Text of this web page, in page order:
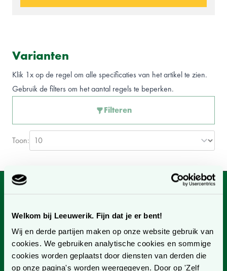
Welkom bij Leeuwerik. Fijn dat je er bent!
Wij en derde partijen maken op onze website gebruik van
cookies. We gebruiken analytische cookies en sommige
cookies worden geplaatst door diensten van derden die
op onze pagina's worden weergegeven. Door op 'Zelf
Varianten
Klik 1x op de regel om alle specificaties van het artikel te zien.
Gebruik de filters om het aantal regels te beperken.
Filteren
Toon:
Neem contact op met onze klantenservice.
Neem contact op